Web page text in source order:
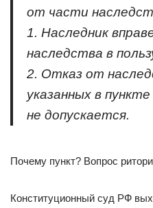
от части
1. Наследник
наследства в
2. Отказ от
указанных в
не допускается.
Почему пункт? Вопрос
Конституционный суд РФ